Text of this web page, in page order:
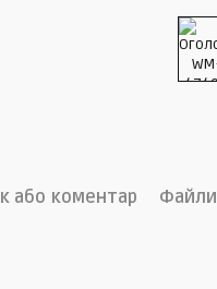
або коментар Файли